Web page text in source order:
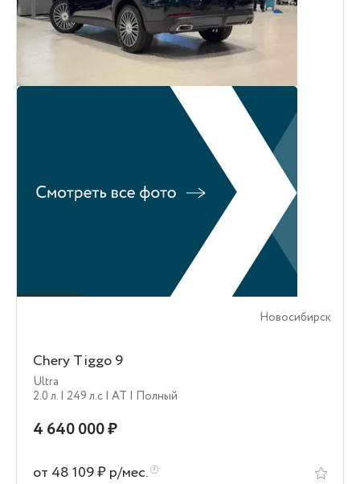
Новосибирск
Chery Tiggo 9
Ultra
2.0 л. | 249 л.c | AT | Полный
4 640 000 ₽
от 48 109 ₽ р/мес.